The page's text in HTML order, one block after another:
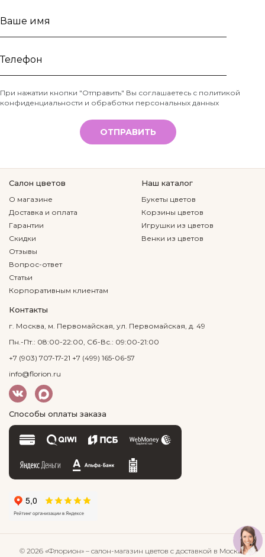
Ваше
Телефон
*
При нажатии кнопки "Отправить" Вы соглашаетесь с политикой
конфиденциальности и обработки персональных данных
ОТПРАВИТЬ
Салон цветов
О магазине
Доставка и оплата
Гарантии
Скидки
Отзывы
Вопрос-ответ
Статьи
Корпоративным клиентам
Наш каталог
Букеты цветов
Корзины цветов
Игрушки из цветов
Венки из цветов
Контакты
г. Москва, м. Первомайская, ул. Первомайская, д. 49
Пн.-Пт.: 08:00-22:00, Сб-Вс.: 09:00-21:00
+7 (903) 707-17-21 +7 (499) 165-06-57
info@florion.ru
Способы оплаты заказа
© 2026 «Флорион» – салон-магазин цветов с доставкой в Москве